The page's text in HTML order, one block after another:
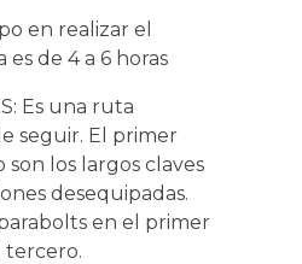
en realizar el
es de 4 a 6 horas
Es una ruta
seguir. El primer
son los largos claves
desequipadas.
en el primer
tercero.